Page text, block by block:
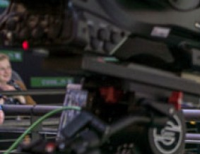
Zum
Inhalt
springen